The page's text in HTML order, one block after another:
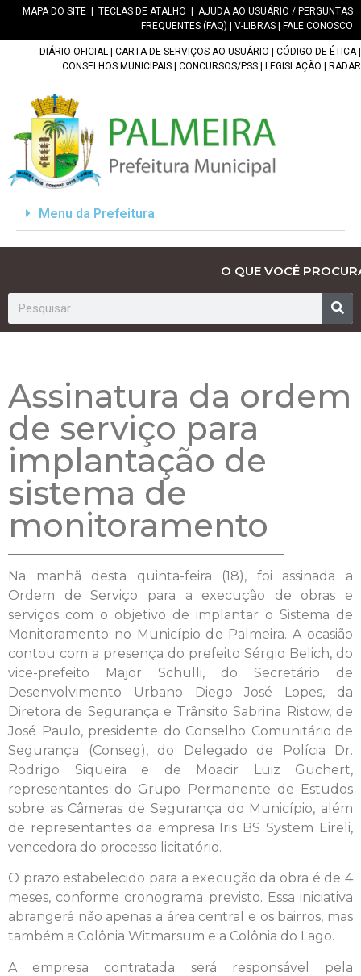
MAPA DO SITE TECLAS DE ATALHO
AJUDA AO USUÁRIO / PERGUNTAS
FREQUENTES (FAQ)
V-LIBRAS FALE CONOSCO
DIÁRIO OFICIAL CARTA DE SERVIÇOS AO USUÁRIO CÓDIGO DE ÉTICA|
CONSELHOS MUNICIPAIS
CONCURSOS/PSS LEGISLAÇÃO RADAR
Menu da Prefeitura
O QUE VOCÊ
Assinatura da ordem
de serviço para
implantação de
sistema de
monitoramento
Na manhã desta quinta-feira (18), foi assinada a
Ordem de Serviço para a execução de obras e
serviços com o objetivo de implantar o Sistema de
Monitoramento no Município de Palmeira. A ocasião
contou com a presença do prefeito Sérgio Belich, do
vice-prefeito Major Schulli, do Secretário de
Desenvolvimento Urbano Diego José Lopes, da
Diretora de Segurança e Trânsito Sabrina Ristow, de
José Paulo, presidente do Conselho Comunitário de
Segurança (Conseg), do Delegado de Polícia Dr.
Rodrigo Siqueira e de Moacir Luiz Guchert,
representantes do Grupo Permanente de Estudos
sobre as Câmeras de Segurança do Município, além
de representantes da empresa Iris BS System Eireli,
vencedora do processo licitatório.
O prazo estabelecido para a execução da obra é de 4
meses, conforme cronograma previsto. Essa iniciativa
abrangerá não apenas a área central e os bairros, mas
também a Colônia Witmarsum e a Colônia do Lago.
A empresa contratada será responsável pela